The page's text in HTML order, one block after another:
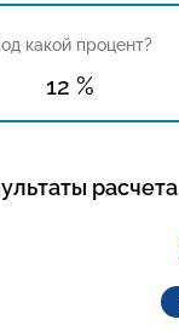
какой процент?
12 %
расчета